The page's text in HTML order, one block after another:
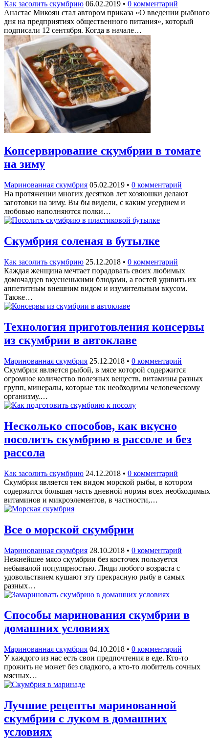
Как засолить скумбрию 06.02.2019 • 0 комментарий
Анастас Микоян стал автором приказа «О введении рыбного
дня на предприятиях общественного питания», который
подписали 12 сентября. Когда в начале…
Консервирование скумбрии в томате
на зиму
Маринованная скумбрия 05.02.2019 • 0 комментарий
На протяжении многих десятков лет хозяюшки делают
заготовки на зиму. Вы бы видели, с каким усердием и
любовью наполняются полки…
Скумбрия соленая в бутылке
Как засолить скумбрию 25.12.2018 • 0 комментарий
Каждая женщина мечтает порадовать своих любимых
домочадцев вкусненькими блюдами, а гостей удивить их
аппетитным внешним видом и изумительным вкусом.
Также…
Технология приготовления консервы
из скумбрии в автоклаве
Маринованная скумбрия 25.12.2018 • 0 комментарий
Скумбрия является рыбой, в мясе которой содержится
огромное количество полезных веществ, витамины разных
групп, минералы, которые так необходимы человеческому
организму.…
Несколько способов, как вкусно
посолить скумбрию в рассоле и без
рассола
Как засолить скумбрию 24.12.2018 • 0 комментарий
Скумбрия является тем видом морской рыбы, в котором
содержится большая часть дневной нормы всех необходимых
витаминов и микроэлементов, в частности,…
Все о морской скумбрии
Маринованная скумбрия 28.10.2018 • 0 комментарий
Нежнейшее мясо скумбрии без косточек пользуется
небывалой популярностью. Люди любого возраста с
удовольствием кушают эту прекрасную рыбу в самых
разных…
Способы маринования скумбрии в
домашних условиях
Маринованная скумбрия 04.10.2018 • 0 комментарий
У каждого из нас есть свои предпочтения в еде. Кто-то
прожить не может без сладкого, а кто-то любитель сочных
мясных…
Лучшие рецепты маринованной
скумбрии с луком в домашних
условиях